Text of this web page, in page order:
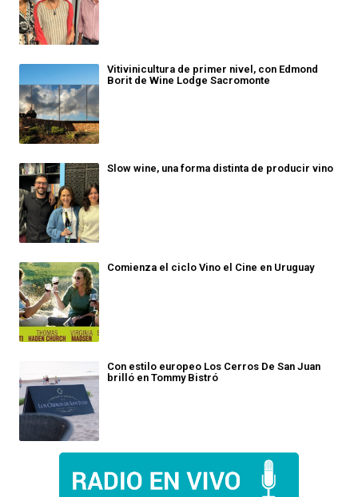
Vitivinicultura de primer nivel, con Edmond
Borit de Wine Lodge Sacromonte
Slow wine, una forma distinta de producir vino
Comienza el ciclo Vino el Cine en Uruguay
Con estilo europeo Los Cerros De San Juan
brilló en Tommy Bistró